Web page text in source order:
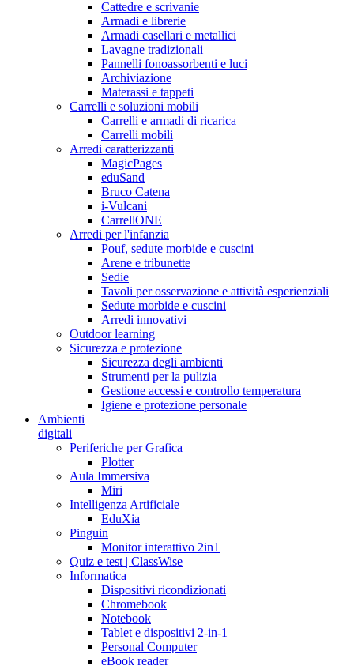
Cattedre e scrivanie
Armadi e librerie
Armadi casellari e metallici
Lavagne tradizionali
Pannelli fonoassorbenti e luci
Archiviazione
Materassi e tappeti
Carrelli e soluzioni mobili
Carrelli e armadi di ricarica
Carrelli mobili
Arredi caratterizzanti
MagicPages
eduSand
Bruco Catena
i-Vulcani
CarrellONE
Arredi per l'infanzia
Pouf, sedute morbide e cuscini
Arene e tribunette
Sedie
Tavoli per osservazione e attività esperienziali
Sedute morbide e cuscini
Arredi innovativi
Outdoor learning
Sicurezza e protezione
Sicurezza degli ambienti
Strumenti per la pulizia
Gestione accessi e controllo temperatura
Igiene e protezione personale
Ambienti
digitali
Periferiche per Grafica
Plotter
Aula Immersiva
Miri
Intelligenza Artificiale
EduXia
Pinguin
Monitor interattivo 2in1
Quiz e test | ClassWise
Informatica
Dispositivi ricondizionati
Chromebook
Notebook
Tablet e dispositivi 2-in-1
Personal Computer
eBook reader